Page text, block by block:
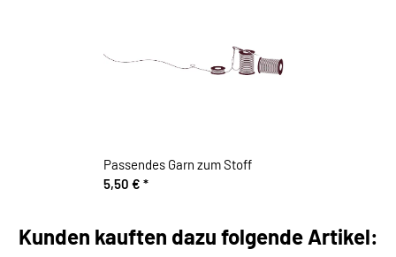
Passendes Garn zum Stoff
5,50 € *
Kunden kauften dazu folgende Artikel: